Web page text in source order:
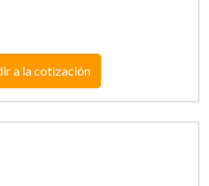
a la cotización